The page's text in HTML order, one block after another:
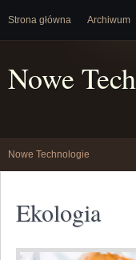
Strona główna Archiwum
Nowe
Nowe Technologie
Ekologia